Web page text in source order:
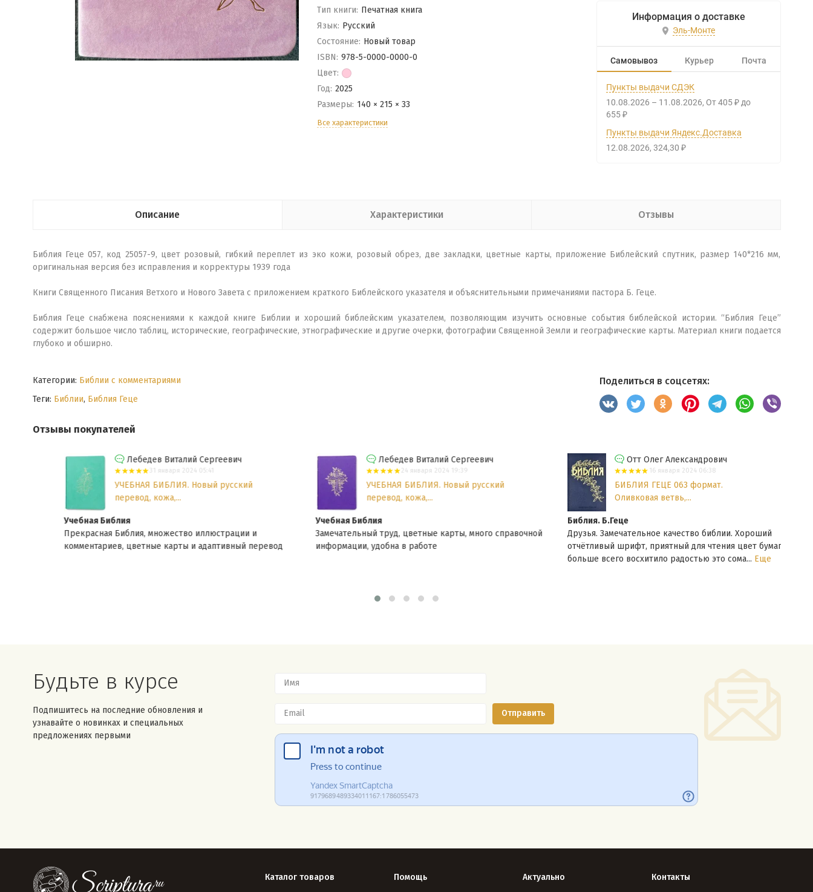
Тип книги: Печатная книга
Язык: Русский
Состояние: Новый товар
ISBN: 978-5-0000-0000-0
Цвет:
Год: 2025
Размеры: 140 × 215 × 33
Все характеристики
Информация о доставке
Эль-Монте
Самовывоз Курьер Почта
Пункты выдачи СДЭК
10.08.2026 – 11.08.2026 От 405 ₽ до
655 ₽
Пункты выдачи Яндекс.Доставка
12.08.2026 324,30 ₽
Описание Характеристики Отзывы
Библия Геце 057, код 25057-9, цвет розовый, гибкий переплет из эко кожи, розовый обрез, две закладки, цветные карты, приложение Библейский спутник, размер 140*216 мм,
оригинальная версия без исправления и корректуры 1939 года
Книги Священного Писания Ветхого и Нового Завета с приложением краткого Библейского указателя и объяснительными примечаниями пастора Б. Геце.
Библия Геце снабжена пояснениями к каждой книге Библии и хороший библейским указателем, позволяющим изучить основные события библейской истории. “Библия Геце”
содержит большое число таблиц, исторические, географические, этнографические и другие очерки, фотографии Священной Земли и географические карты. Материал книги подается
глубоко и обширно.
Категории: Библии с комментариями
Теги: Библии, Библия Геце
Поделиться в соцсетях:
Отзывы покупателей
Лебедев Виталий Сергеевич
31 января 2024 05:41
УЧЕБНАЯ БИБЛИЯ. Новый русский
перевод, кожа,...
Учебная Библия
Прекрасная Библия, множество иллюстрации и
комментариев, цветные карты и адаптивный перевод
Лебедев Виталий Сергеевич
24 января 2024 19:39
УЧЕБНАЯ БИБЛИЯ. Новый русский
перевод, кожа,...
Учебная Библия
Замечательный труд, цветные карты, много справочной
информации, удобна в работе
Отт Олег Александрович
16 января 2024 06:38
БИБЛИЯ ГЕЦЕ 063 формат.
Оливковая ветвь,...
Библия. Б.Геце
Друзья. Замечательное качество библии. Хороший
отчётливый шрифт, приятный для чтения цвет бумаги, а
больше всего восхитило радостью это сома...Еще
Будьте в курсе
Подпишитесь на последние обновления и
узнавайте о новинках и специальных
предложениях первыми
Каталог товаров Помощь Актуально Контакты